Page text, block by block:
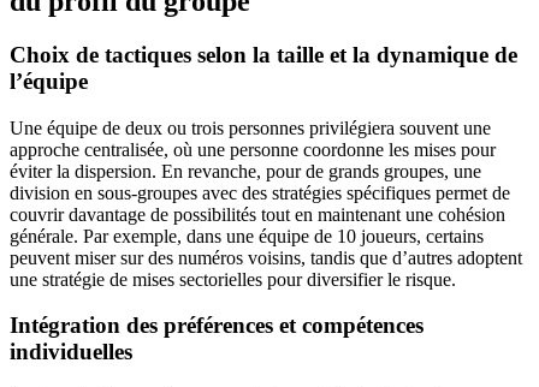
Choix de tactiques selon la taille et la dynamique de
l’équipe
Une équipe de deux ou trois personnes privilégiera souvent une
approche centralisée, où une personne coordonne les mises pour
éviter la dispersion. En revanche, pour de grands groupes, une
division en sous-groupes avec des stratégies spécifiques permet de
couvrir davantage de possibilités tout en maintenant une cohésion
générale. Par exemple, dans une équipe de 10 joueurs, certains
peuvent miser sur des numéros voisins, tandis que d’autres adoptent
une stratégie de mises sectorielles pour diversifier le risque.
Intégration des préférences et compétences
individuelles